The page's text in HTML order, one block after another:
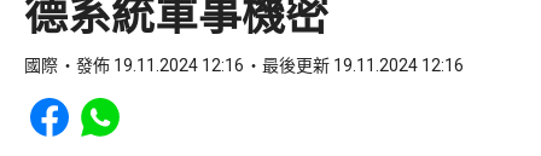
德系統軍事機密
國際 發佈 19.11.2024 12:16 最後更新 19.11.2024 12:16
Share to Facebook
Share to WhatsApp